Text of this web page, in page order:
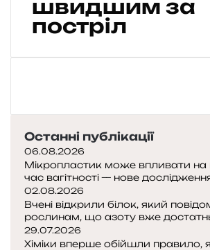
к
-
л
:
м
о
р
с
ь
к
швидшим за
постріл
Останні публікації
06.08.2026
Мікропластик може впливати на
час вагітності — нове
02.08.2026
Вчені відкрили білок, який
рослинам, що азоту вже
29.07.2026
Хіміки вперше обійшли правило,